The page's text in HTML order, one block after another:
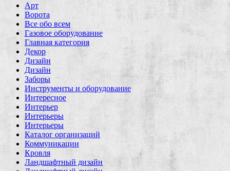
Арт
Ворота
Все обо всем
Газовое оборудование
Главная категория
Декор
Дизайн
Дизайн
Заборы
Инструменты и оборудование
Интересное
Интерьер
Интерьеры
Интерьеры
Каталог организаций
Коммуникации
Кровля
Ландшафтный дизайн